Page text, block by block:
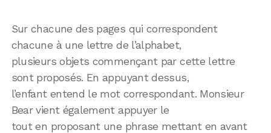
Sur chacune des pages qui correspondent
chacune à une lettre de l’alphabet,
plusieurs objets commençant par cette lettre
sont proposés. En appuyant dessus,
l’enfant entend le mot correspondant. Monsieur
Bear vient également appuyer le
tout en proposant une phrase mettant en avant